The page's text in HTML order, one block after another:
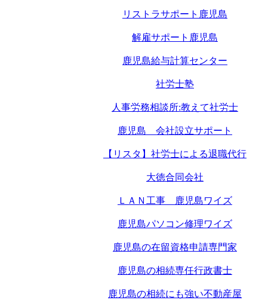
リストラサポート鹿児島
解雇サポート鹿児島
鹿児島給与計算センター
社労士塾
人事労務相談所:教えて社労士
鹿児島 会社設立サポート
【リスタ】社労士による退職代行
大徳合同会社
ＬＡＮ工事 鹿児島ワイズ
鹿児島パソコン修理ワイズ
鹿児島の在留資格申請専門家
鹿児島の相続専任行政書士
鹿児島の相続にも強い不動産屋